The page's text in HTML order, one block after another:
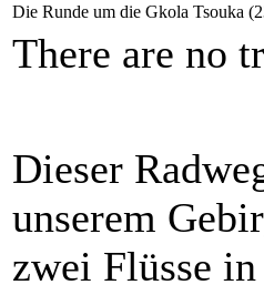
Die Runde um die Gkola Tsouka
There are no
Dieser
unserem
zwei Flüsse